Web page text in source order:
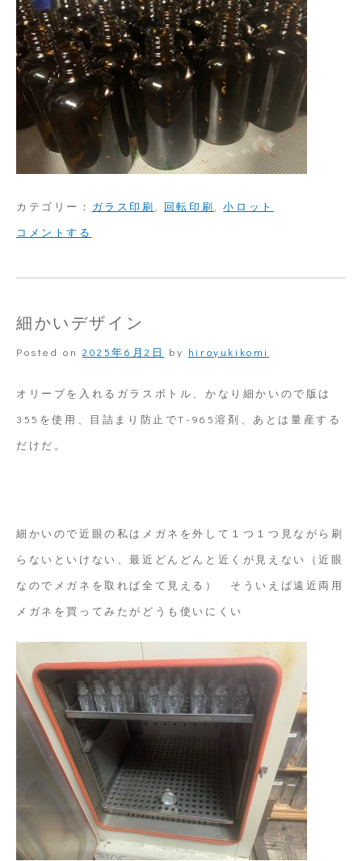
カテゴリー： ガラス印刷, 回転印刷,小ロット
コメントする
ガ
ラ
ス
瓶
ー
ン
印
刷
細かいデザイン
Posted on 2025年6月2日 by hiroyukikomi
オリーブを入れるガラスボトル、かなり細かいので版は
355を使用、目詰まり防止でT-965溶剤、あとは量産する
だけだ。
細かいので近眼の私はメガネを外して１つ１つ見ながら刷
らないといけない、最近どんどんと近くが見えない（近眼
なのでメガネを取れば全て見える） そういえば遠近両用
メガネを買ってみたがどうも使いにくい